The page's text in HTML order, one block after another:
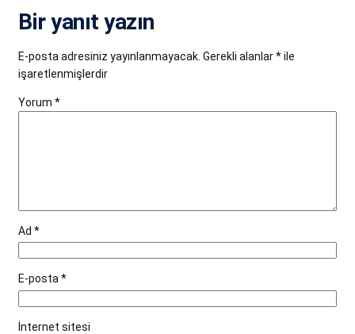
Bir yanıt yazın
E-posta adresiniz yayınlanmayacak. Gerekli alanlar*ile
işaretlenmişlerdir
Yorum *
Ad *
E-posta*
İnternet sitesi